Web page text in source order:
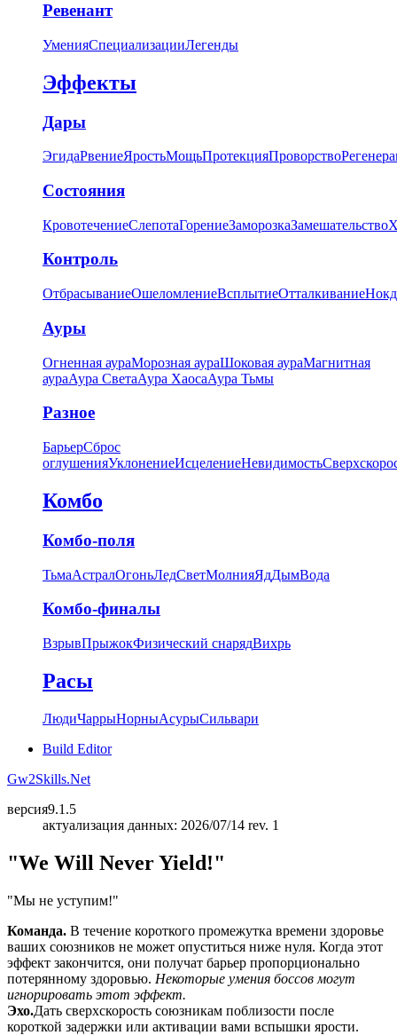
Ревенант
УменияСпециализацииЛегенды
Эффекты
Дары
ЭгидаРвениеЯростьМощьПротекцияПроворство
Состояния
КровотечениеСлепотаГорениеЗаморозкаЗамешательство
Контроль
ОтбрасываниеОшеломлениеВсплытиеОтталкивание
Ауры
Огненная аураМорозная аураШоковая аураМагнитная
аураАура СветаАура ХаосаАура Тьмы
Разное
БарьерСброс
оглушенияУклонениеИсцелениеНевидимость
Комбо
Комбо-поля
ТьмаАстралОгоньЛедСветМолнияЯдДымВода
Комбо-финалы
ВзрывПрыжокФизический снарядВихрь
Расы
ЛюдиЧаррыНорныАсурыСильвари
Build Editor
Gw2Skills.Net
версия9.1.5
актуализация данных: 2026/07/14 rev. 1
"We Will Never Yield!"
"Мы не уступим!"
Команда. В течение короткого промежутка времени здоровье
ваших союзников не может опуститься ниже нуля. Когда этот
эффект закончится, они получат барьер пропорционально
потерянному здоровью. Некоторые умения боссов могут
игнорировать этот эффект.
Эхо.Дать сверхскорость союзникам поблизости после
короткой задержки или активации вами вспышки ярости.